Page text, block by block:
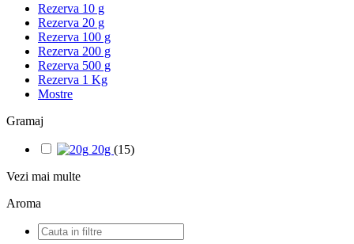
Rezerva 10 g
Rezerva 20 g
Rezerva 100 g
Rezerva 200 g
Rezerva 500 g
Rezerva 1 Kg
Mostre
Gramaj
20g (15)
Vezi mai multe
Aroma